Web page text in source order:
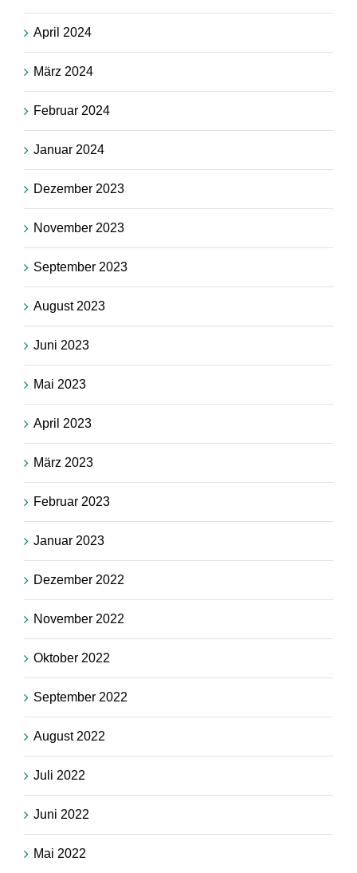
April 2024
März 2024
Februar 2024
Januar 2024
Dezember 2023
November 2023
September 2023
August 2023
Juni 2023
Mai 2023
April 2023
März 2023
Februar 2023
Januar 2023
Dezember 2022
November 2022
Oktober 2022
September 2022
August 2022
Juli 2022
Juni 2022
Mai 2022